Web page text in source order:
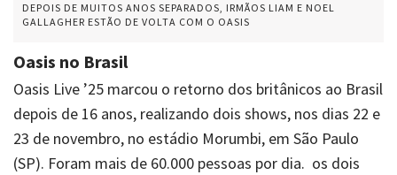
DEPOIS DE MUITOS ANOS SEPARADOS, IRMÃOS LIAM E NOEL
GALLAGHER ESTÃO DE VOLTA COM O OASIS
Oasis no Brasil
Oasis Live ’25 marcou o retorno dos britânicos ao Brasil
depois de 16 anos, realizando dois shows, nos dias 22 e
23 de novembro, no estádio Morumbi, em São Paulo
(SP). Foram mais de 60.000 pessoas por dia. os dois